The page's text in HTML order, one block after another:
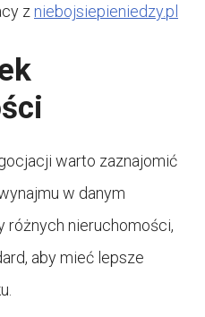
z niebojsiepieniedzy.pl
warto zaznajomić
w danym
różnych nieruchomości,
aby mieć lepsze